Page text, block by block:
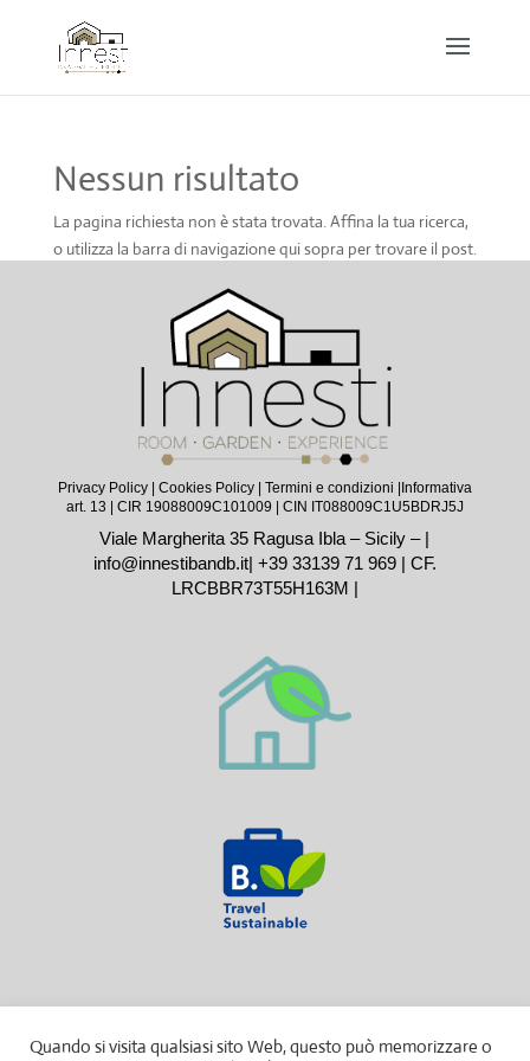
Nessun risultato
La pagina richiesta non è stata trovata. Affina la tua ricerca,
o utilizza la barra di navigazione qui sopra per trovare il post.
Privacy Policy| Cookies Policy| Termini e condizioni |Informativa
art. 13 | CIR 19088009C101009 | CIN IT088009C1U5BDRJ5J
Viale Margherita 35 Ragusa Ibla – Sicily – |
info@innestibandb.it| +39 33139 71 969| CF.
LRCBBR73T55H163M |
Quando si visita qualsiasi sito Web, questo può memorizzare o